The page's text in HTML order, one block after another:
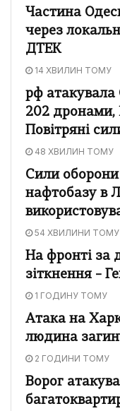
Частина
через
ДТЕК
14 ХВИЛИН ТОМУ
рф
202 дронами,
Повітряні
48 ХВИЛИН ТОМУ
Сили
нафтобазу в
54 ХВИЛИНИ ТОМУ
На фронті за
зіткнення –
1 ГОДИНУ ТОМУ
Атака на
людина
2 ГОДИНИ ТОМУ
Ворог